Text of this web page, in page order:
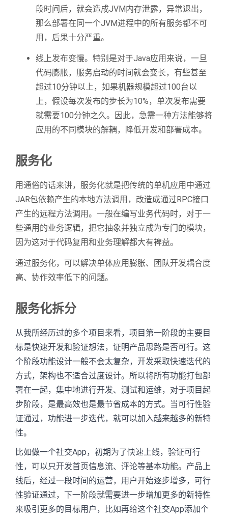
段时间后，就会造成JVM内存泄露，异常退出，
那么部署在同一个JVM进程中的所有服务都不可
用，后果十分严重。
线上发布变慢。特别是对于Java应用来说，一旦
代码膨胀，服务启动的时间就会变长，有些甚至
超过10分钟以上，如果机器规模超过100台以
上，假设每次发布的步长为10%，单次发布需要
就需要100分钟之久。因此，急需一种方法能够将
应用的不同模块的解耦，降低开发和部署成本。
服务化
用通俗的话来讲，服务化就是把传统的单机应用中通过
JAR包依赖产生的本地方法调用，改造成通过RPC接口
产生的远程方法调用。一般在编写业务代码时，对于一
些通用的业务逻辑，把它抽象并独立成为专门的模块，
因为这对于代码复用和业务理解都大有裨益。
通过服务化，可以解决单体应用膨胀、团队开发耦合度
高、协作效率低下的问题。
服务化拆分
从我所经历过的多个项目来看，项目第一阶段的主要目
标是快速开发和验证想法，证明产品思路是否可行。这
个阶段功能设计一般不会太复杂，开发采取快速迭代的
方式，架构也不适合过度设计。所以将所有功能打包部
署在一起，集中地进行开发、测试和运维，对于项目起
步阶段，是最高效也是最节省成本的方式。当可行性验
证通过，功能进一步迭代，就可以加入越来越多的新特
性。
比如做一个社交App，初期为了快速上线，验证可行
性，可以只开发首页信息流、评论等基本功能。产品上
线后，经过一段时间的运营，用户开始逐步增多，可行
性验证通过，下一阶段就需要进一步增加更多的新特性
来吸引更多的目标用户，比如再给这个社交App添加个